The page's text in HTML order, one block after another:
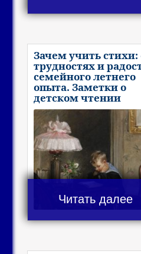
Зачем учить стихи:
трудностях и
семейного летнего
опыта. Заметки о
детском чтении
Читать далее